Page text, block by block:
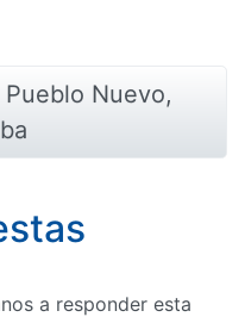
Nuevo,
a responder esta